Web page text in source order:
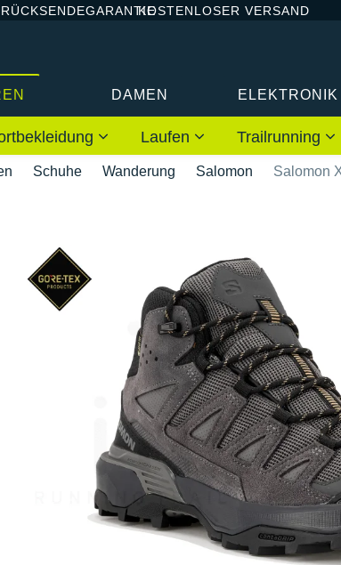
KOSTENLOSER VERSAND
DAMEN ELEKTRONIK
Laufen Trailrunning
Schuhe Wanderung Salomon Salomon